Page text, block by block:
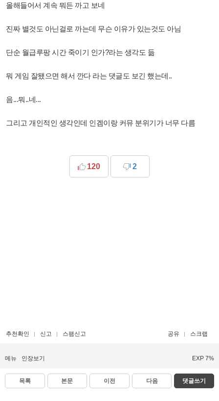
올해들어서 계속 뭐든 까고 보네
진짜 별것도 아닌걸로 까는데 무슨 이유가 있는것도 아님
단순 월급루팡 시간 죽이기 인가?라는 생각도 듦
뭐 게임 잘됐으면 해서 깐다 라는 댓글도 보긴 했는데..
음...뭐..네...
그리고 개인적인 생각인데 인겜이랑 커뮤 분위기가 너무 다름
120 2
추천확인 신고 스팸신고 공유 스크랩
메뉴 인장보기 EXP 7%
목록 본문 이전 다음 댓글쓰기